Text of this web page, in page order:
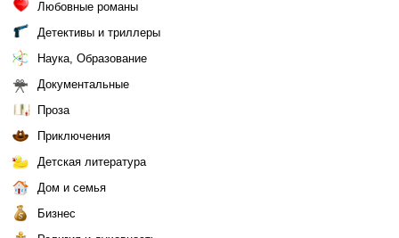
Любовные романы
Детективы и триллеры
Наука, Образование
Документальные
Проза
Приключения
Детская литература
Дом и семья
Бизнес